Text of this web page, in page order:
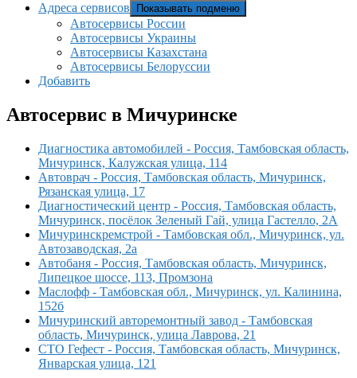
Адреса сервисов Показывать подменю
Автосервисы России
Автосервисы Украины
Автосервисы Казахстана
Автосервисы Белоруссии
Добавить
Автосервис в Мичуринске
Диагностика автомобилей - Россия, Тамбовская область,
Мичуринск, Калужская улица, 114
Автоврач - Россия, Тамбовская область, Мичуринск,
Рязанская улица, 17
Диагностический центр - Россия, Тамбовская область,
Мичуринск, посёлок Зеленый Гай, улица Гастелло, 2А
Мичуринскремстрой - Тамбовская обл., Мичуринск, ул.
Автозаводская, 2а
Автобаня - Россия, Тамбовская область, Мичуринск,
Липецкое шоссе, 113, Промзона
Маслофф - Тамбовская обл., Мичуринск, ул. Калинина,
152б
Мичуринский авторемонтный завод - Тамбовская
область, Мичуринск, улица Лаврова, 21
СТО Гефест - Россия, Тамбовская область, Мичуринск,
Январская улица, 121